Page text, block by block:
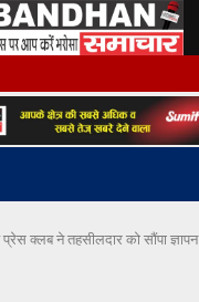
प्रेस क्लब ने तहसीलदार को सौंपा ज्ञापन